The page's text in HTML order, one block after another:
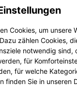
und die
Cookies, um
zählen Cookies,
notwendig
für
für welche
finden Sie in unseren